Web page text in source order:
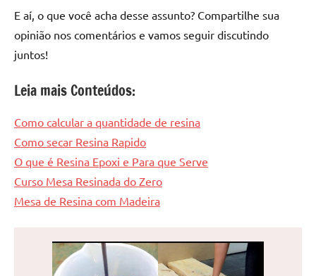
E aí, o que você acha desse assunto? Compartilhe sua
opinião nos comentários e vamos seguir discutindo
juntos!
Leia mais Conteúdos:
Como calcular a quantidade de resina
Como secar Resina Rapido
O que é Resina Epoxi e Para que Serve
Curso Mesa Resinada do Zero
Mesa de Resina com Madeira